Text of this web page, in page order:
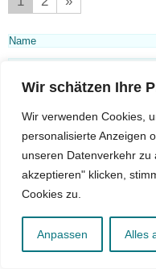
Wir schätzen Ihre
Wir verwenden Cookies,
personalisierte Anzeigen
unseren Datenverkehr zu
akzeptieren" klicken,
Cookies zu.
Anpassen Alles
von:Fabian Goldmann